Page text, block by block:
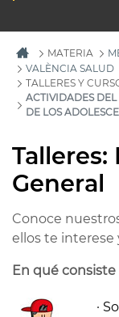
MATERIA
VALÈNCIA SALUD
TALLERES Y
ACTIVIDADES
DE LOS
General
Conoce
ellos te interese
En qué consiste
·